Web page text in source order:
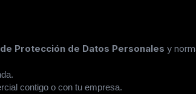
Protección de Datos Personales y
contigo o con tu empresa.